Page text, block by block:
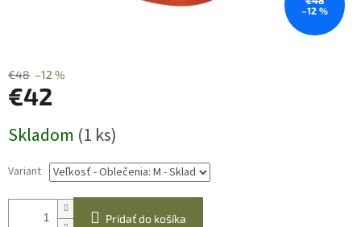
–12 %
€48 –12 %
€42
cena:
Skladom (1 ks)
Variant
Pridať do košíka